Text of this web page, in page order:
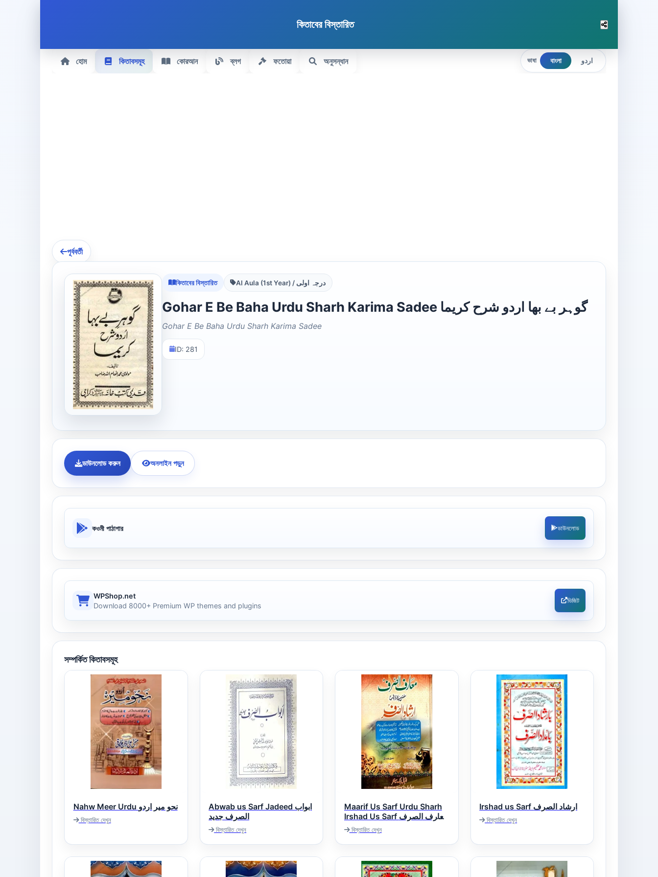
কিতাবের বিস্তারিত
হোম কিতাবসমূহ কোরআন ব্লগ ফতোয়া অনুসন্ধান ভাষা বাংলা اردو
পূর্ববর্তী
কিতাবের বিস্তারিত Al Aula (1st Year) / درجہ اولی
Gohar E Be Baha Urdu Sharh Karima Sadee گوہر بے بھا اردو شرح کریما
Gohar E Be Baha Urdu Sharh Karima Sadee
ID: 281
ডাউনলোড করুন অনলাইন পড়ুন
কওমী পাঠাগার ডাউনলোড
WPShop.net
Download 8000+ Premium WP themes and plugins
ভিজিট
সম্পর্কিত কিতাবসমূহ
Nahw Meer Urdu نحو میر اردو
বিস্তারিত দেখুন
Abwab us Sarf Jadeed ابواب
الصرف جدید
বিস্তারিত দেখুন
Maarif Us Sarf Urdu Sharh
Irshad Us Sarf معارف الصرف
اردو شرح ارشاد الصرف
বিস্তারিত দেখুন
Irshad us Sarf ارشاد الصرف
বিস্তারিত দেখুন